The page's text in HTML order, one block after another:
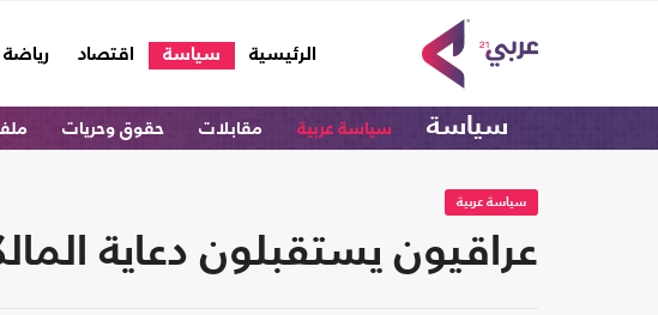
الرئيسية
(current) سياسة اقتصاد رياضة
سياسة سياسة عربية مقابلات حقوق وحريات
سياسة عربية
عراقيون يستقبلون دعاية